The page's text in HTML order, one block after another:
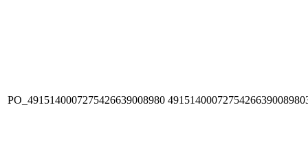
PO_4915140007275426639008980